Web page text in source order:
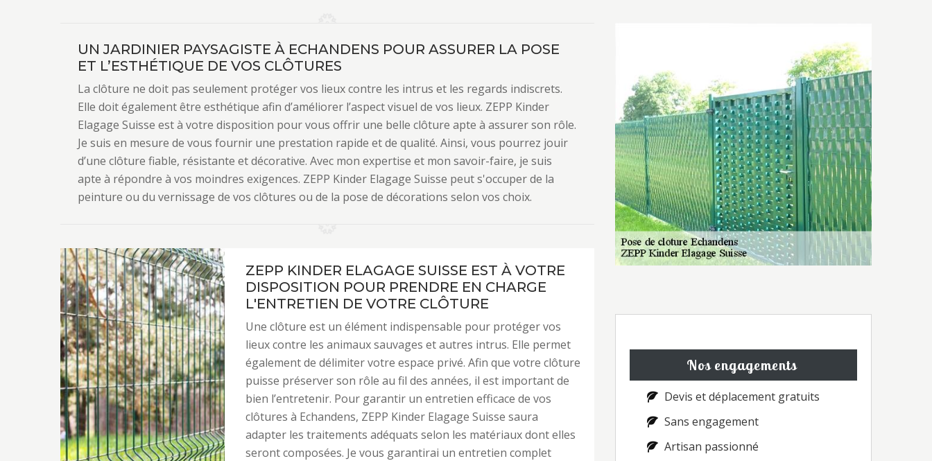
UN JARDINIER PAYSAGISTE À ECHANDENS POUR ASSURER LA POSE
ET L’ESTHÉTIQUE DE VOS CLÔTURES
La clôture ne doit pas seulement protéger vos lieux contre les intrus et les regards indiscrets.
Elle doit également être esthétique afin d’améliorer l’aspect visuel de vos lieux. ZEPP Kinder
Elagage Suisse est à votre disposition pour vous offrir une belle clôture apte à assurer son rôle.
Je suis en mesure de vous fournir une prestation rapide et de qualité. Ainsi, vous pourrez jouir
d’une clôture fiable, résistante et décorative. Avec mon expertise et mon savoir-faire, je suis
apte à répondre à vos moindres exigences. ZEPP Kinder Elagage Suisse peut s'occuper de la
peinture ou du vernissage de vos clôtures ou de la pose de décorations selon vos choix.
ZEPP KINDER ELAGAGE SUISSE EST À VOTRE
DISPOSITION POUR PRENDRE EN CHARGE
L'ENTRETIEN DE VOTRE CLÔTURE
Une clôture est un élément indispensable pour protéger vos
lieux contre les animaux sauvages et autres intrus. Elle permet
également de délimiter votre espace privé. Afin que votre clôture
puisse préserver son rôle au fil des années, il est important de
bien l’entretenir. Pour garantir un entretien efficace de vos
clôtures à Echandens, ZEPP Kinder Elagage Suisse saura
adapter les traitements adéquats selon les matériaux dont elles
seront composées. Je vous garantirai un entretien complet
Nos engagements
Devis et déplacement gratuits
Sans engagement
Artisan passionné